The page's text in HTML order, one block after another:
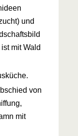
und
mit Wald
von
mit